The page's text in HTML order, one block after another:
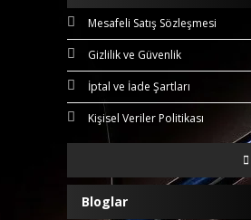
Mesafeli Satış Sözleşmesi
Gizlilik ve Güvenlik
İptal ve İade Şartları
Kişisel Veriler Politikası
Bloglar